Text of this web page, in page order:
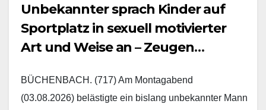
Unbekannter sprach Kinder auf
Sportplatz in sexuell motivierter
Art und Weise an – Zeugen
BÜCHENBACH. (717) Am Montagabend
(03.08.2026) belästigte ein bislang unbekannter Mann